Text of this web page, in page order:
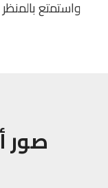
واستمتع
صور